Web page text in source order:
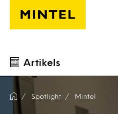
Skip to main content
Artikels
Spotlight Mintel